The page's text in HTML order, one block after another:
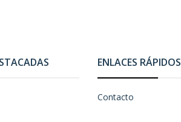
ENLACES RÁPIDOS
Contacto